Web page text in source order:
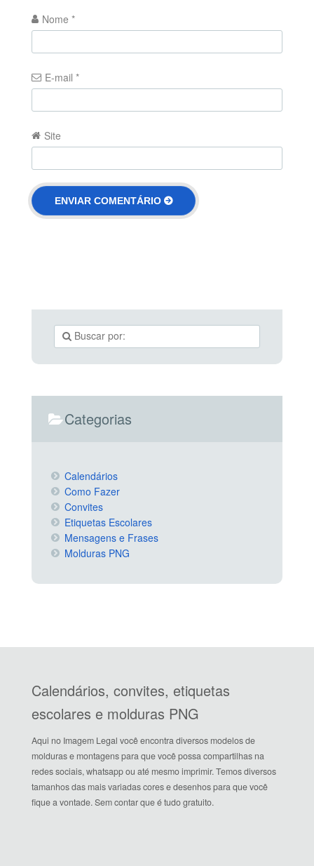
Nome *
E-mail *
Site
Categorias
Calendários
Como Fazer
Convites
Etiquetas Escolares
Mensagens e Frases
Molduras PNG
Calendários, convites, etiquetas
escolares e molduras PNG
Aqui no Imagem Legal você encontra diversos modelos de
molduras e montagens para que você possa compartilhas na
redes sociais, whatsapp ou até mesmo imprimir. Temos diversos
tamanhos das mais variadas cores e desenhos para que você
fique a vontade. Sem contar que é tudo gratuito.